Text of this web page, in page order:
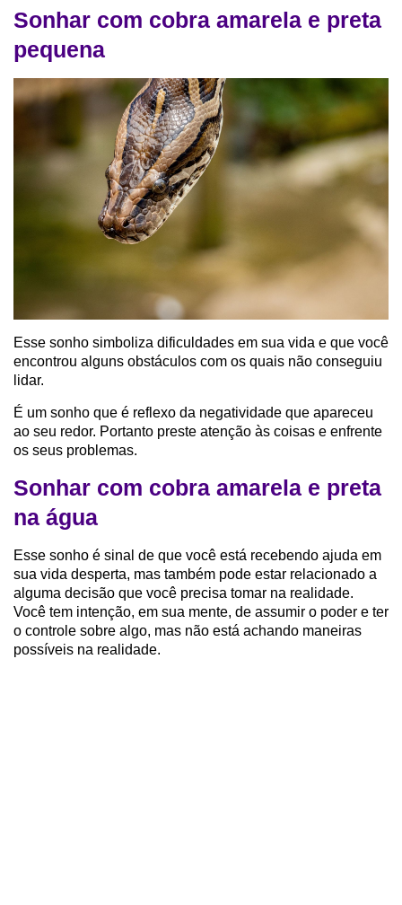
Sonhar com cobra amarela e preta
pequena
Esse sonho simboliza dificuldades em sua vida e que você
encontrou alguns obstáculos com os quais não conseguiu
lidar.
É um sonho que é reflexo da negatividade que apareceu
ao seu redor. Portanto preste atenção às coisas e enfrente
os seus problemas.
Sonhar com cobra amarela e preta
na água
Esse sonho é sinal de que você está recebendo ajuda em
sua vida desperta, mas também pode estar relacionado a
alguma decisão que você precisa tomar na realidade.
Você tem intenção, em sua mente, de assumir o poder e ter
o controle sobre algo, mas não está achando maneiras
possíveis na realidade.